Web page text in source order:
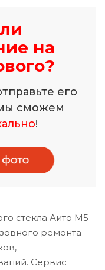
на
его
сможем
!
стекла Аито М5
ремонта
Сервис